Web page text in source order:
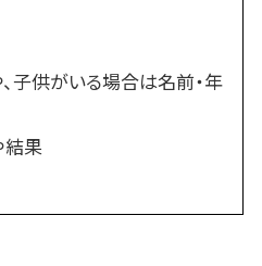
子供がいる場合は名前・年
結果